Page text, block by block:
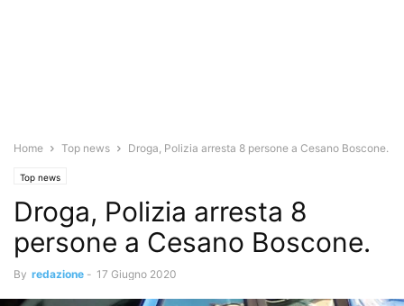
Home Top news Droga, Polizia arresta 8 persone a Cesano Boscone.
Top news
Droga, Polizia arresta 8
persone a Cesano Boscone.
By redazione - 17 Giugno 2020